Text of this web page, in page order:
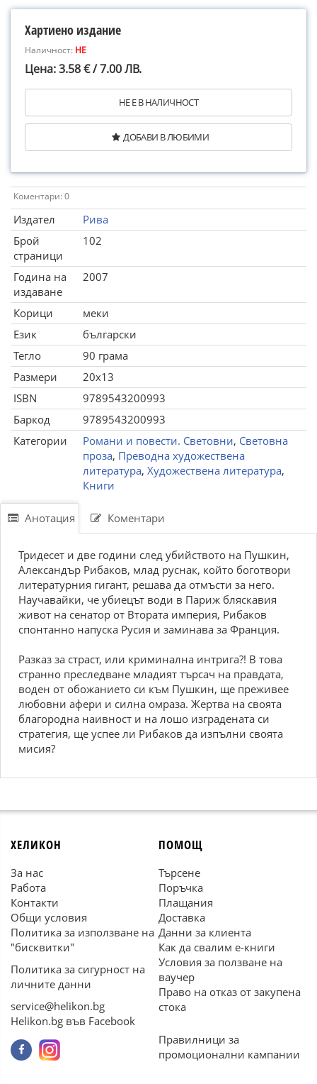
Хартиено издание
Наличност: НЕ
Цена: 3.58 € / 7.00 ЛВ.
НЕ Е В НАЛИЧНОСТ
ДОБАВИ В ЛЮБИМИ
Коментари: 0
Издател
Рива
Брой
страници
102
Година на
издаване
2007
Корици
меки
Език
български
Тегло
90 грама
Размери
20x13
ISBN
9789543200993
Баркод
9789543200993
Категории
Романи и повести. Световни, Световна
проза, Преводна художествена
литература, Художествена литература,
Книги
Анотация Коментари
Тридесет и две години след убийството на Пушкин,
Александър Рибаков, млад руснак, който боготвори
литературния гигант, решава да отмъсти за него.
Научавайки, че убиецът води в Париж бляскавия
живот на сенатор от Втората империя, Рибаков
спонтанно напуска Русия и заминава за Франция.
Разказ за страст, или криминална интрига?! В това
странно преследване младият търсач на правдата,
воден от обожанието си към Пушкин, ще преживее
любовни афери и силна омраза. Жертва на своята
благородна наивност и на лошо изградената си
стратегия, ще успее ли Рибаков да изпълни своята
мисия?
ХЕЛИКОН
За нас
Работа
Контакти
Общи условия
Политика за използване на
"бисквитки"
Политика за сигурност на
личните данни
service@helikon.bg
Helikon.bg във Facebook
ПОМОЩ
Търсене
Поръчка
Плащания
Доставка
Данни за клиента
Как да свалим е-книги
Условия за ползване на
ваучер
Право на отказ от закупена
стока
Правилници за
промоционални кампании